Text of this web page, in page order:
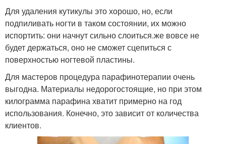
Для удаления кутикулы это хорошо, но, если
подпиливать ногти в таком состоянии, их можно
испортить: они начнут сильно слоиться.же вовсе не
будет держаться, оно не сможет сцепиться с
поверхностью ногтевой пластины.
Для мастеров процедура парафинотерапии очень
выгодна. Материалы недорогостоящие, но при этом
килограмма парафина хватит примерно на год
использования. Конечно, это зависит от количества
клиентов.